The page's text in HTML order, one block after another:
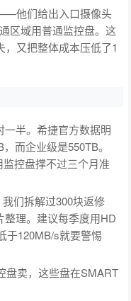
他们给出入口摄像头
区域用普通监控盘。这
又把整体成本压低了1
一半。希捷官方数据明
而企业级是550TB。
控盘撑不过三个月准
们拆解过300块返修
整理。建议每季度用HD
于120MB/s就要警惕
盘卖，这些盘在SMART